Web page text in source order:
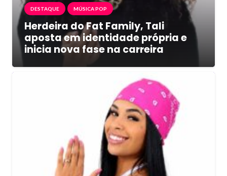
DESTAQUE MÚSICA POP
Herdeira do Fat Family, Tali
aposta em identidade própria e
inicia nova fase na carreira